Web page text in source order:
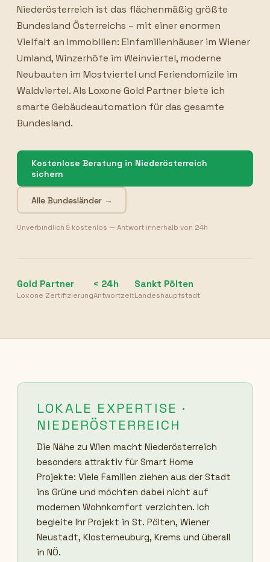
Niederösterreich ist das flächenmäßig größte
Bundesland Österreichs – mit einer enormen
Vielfalt an Immobilien: Einfamilienhäuser im Wiener
Umland, Winzerhöfe im Weinviertel, moderne
Neubauten im Mostviertel und Feriendomizile im
Waldviertel. Als Loxone Gold Partner biete ich
smarte Gebäudeautomation für das gesamte
Bundesland.
Kostenlose Beratung in Niederösterreich
sichern
Alle Bundesländer →
Unverbindlich & kostenlos — Antwort innerhalb von 24h
Gold Partner
Loxone Zertifizierung
< 24h
Antwortzeit
Sankt Pölten
Landeshauptstadt
LOKALE EXPERTISE ·
NIEDERÖSTERREICH
Die Nähe zu Wien macht Niederösterreich
besonders attraktiv für Smart Home
Projekte: Viele Familien ziehen aus der Stadt
ins Grüne und möchten dabei nicht auf
modernen Wohnkomfort verzichten. Ich
begleite Ihr Projekt in St. Pölten, Wiener
Neustadt, Klosterneuburg, Krems und überall
in NÖ.